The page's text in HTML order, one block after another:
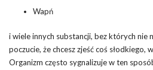
Wapń
i wiele innych substancji, bez których nie
poczucie, że chcesz zjeść coś słodkiego,
Organizm często sygnalizuje w ten